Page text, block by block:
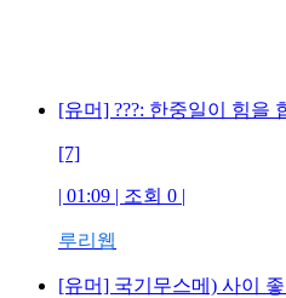
[유머] ???: 한중일이 힘을
[7]
| 01:09 | 조회 0 |
루리웹
[유머] 국기무스메) 사이